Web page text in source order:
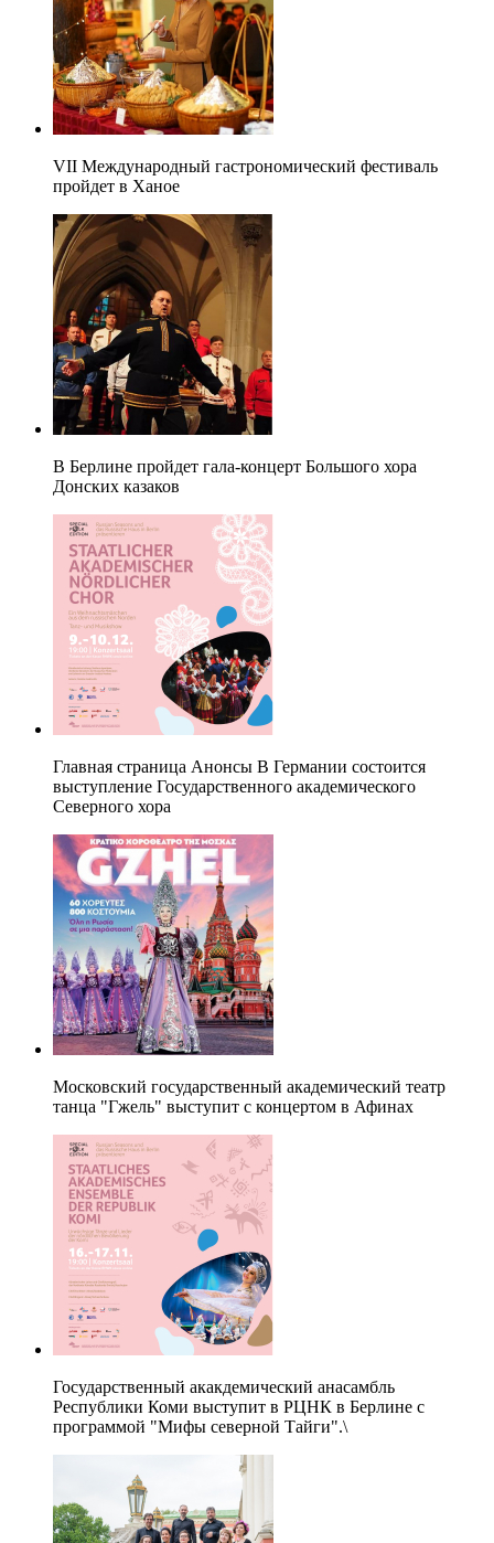
VII Международный гастрономический фестиваль
пройдет в Ханое
В Берлине пройдет гала-концерт Большого хора
Донских казаков
Главная страница Анонсы В Германии состоится
выступление Государственного академического
Северного хора
Московский государственный академический театр
танца "Гжель" выступит с концертом в Афинах
Государственный акакдемический анасамбль
Республики Коми выступит в РЦНК в Берлине с
программой "Мифы северной Тайги".\